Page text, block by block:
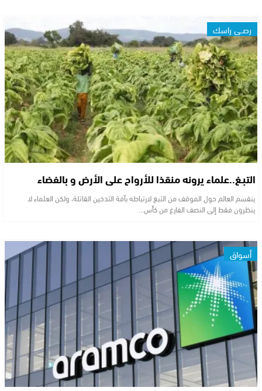
رصــي راسك
التبـغ..علماء يرونه منقذا للأرواح على الأرض و بالفضاء
ينقسم العالم حول الموقف من التبـغ لارتباطه بآفة التدخين القاتلة، ولكن العلماء لا
ينظرون فقط إلى النصف الفارغ من كأس…
أسواق